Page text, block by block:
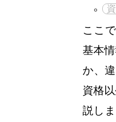
ここ
基本
か、
資格
説し